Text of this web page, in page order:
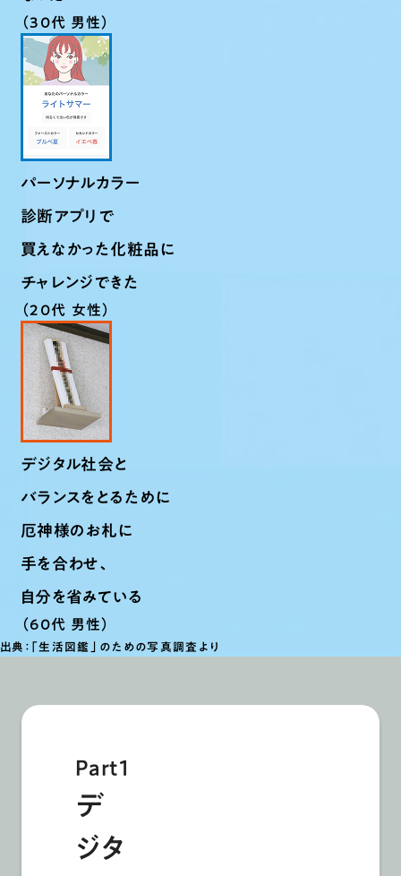
（30代 男性）
パーソナルカラー
診断アプリで
買えなかった化粧品に
チャレンジできた
（20代 女性）
デジタル社会と
バランスをとるために
厄神様のお札に
手を合わせ、
自分を省みている
（60代 男性）
出典：「生活図鑑」のための写真調査より
Part1
デ
ジタ